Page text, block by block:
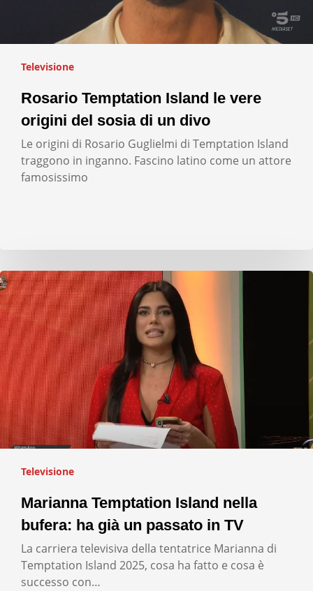
Televisione
Rosario Temptation Island le vere
origini del sosia di un divo
Le origini di Rosario Guglielmi di Temptation Island
traggono in inganno. Fascino latino come un attore
famosissimo
Televisione
Marianna Temptation Island nella
bufera: ha già un passato in TV
La carriera televisiva della tentatrice Marianna di
Temptation Island 2025, cosa ha fatto e cosa è
successo con…